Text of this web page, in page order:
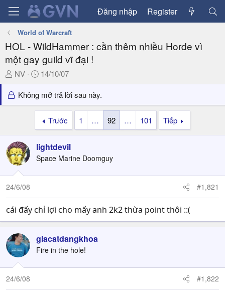
Đăng nhập Register
World of Warcraft
HOL - WildHammer : cần thêm nhiều Horde vì
một gay guild vĩ đại !
T
r
e
t
a
r
e
r
NV
N
à
y
ử
14/10/07
Không mở trả lời sau này.
Trước 1 … 92 … 101 Tiếp
lightdevil
Space Marine Doomguy
24/6/08 #1,821
cái đấy chỉ lợi cho mấy anh 2k2 thừa point thôi ::(
giacatdangkhoa
Fire in the hole!
24/6/08 #1,822